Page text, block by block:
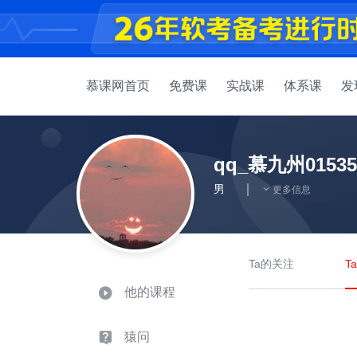
慕课网首页 免费课 实战课 体系课 发
qq_慕九州
男 更多信息
他的课程
猿问
Ta的关注